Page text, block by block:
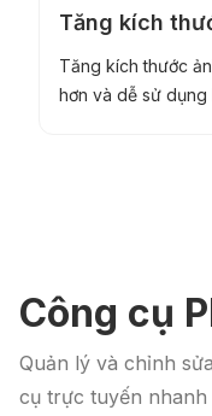
Tăng kích
Tăng kích thước
hơn và dễ sử dụng
Công cụ
Quản lý và chỉnh
cụ trực tuyến nhanh